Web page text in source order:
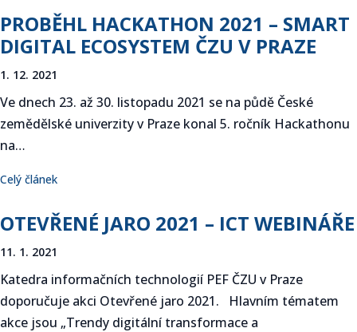
PROBĚHL HACKATHON 2021 – SMART
DIGITAL ECOSYSTEM ČZU V PRAZE
1. 12. 2021
Ve dnech 23. až 30. listopadu 2021 se na půdě České
zemědělské univerzity v Praze konal 5. ročník Hackathonu
na…
Celý článek
OTEVŘENÉ JARO 2021 – ICT WEBINÁŘE
11. 1. 2021
Katedra informačních technologií PEF ČZU v Praze
doporučuje akci Otevřené jaro 2021. Hlavním tématem
akce jsou „Trendy digitální transformace a